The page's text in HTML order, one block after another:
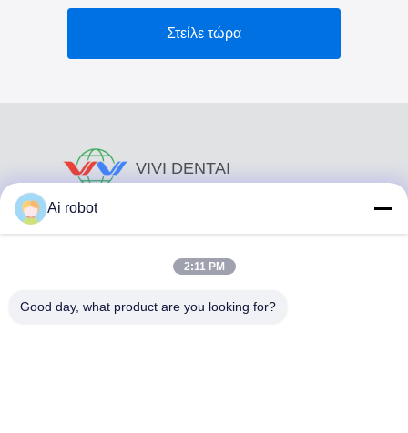
Στείλε τώρα
VIVI DENTAI
Ai robot
2:11 PM
Good day, what product are you looking for?